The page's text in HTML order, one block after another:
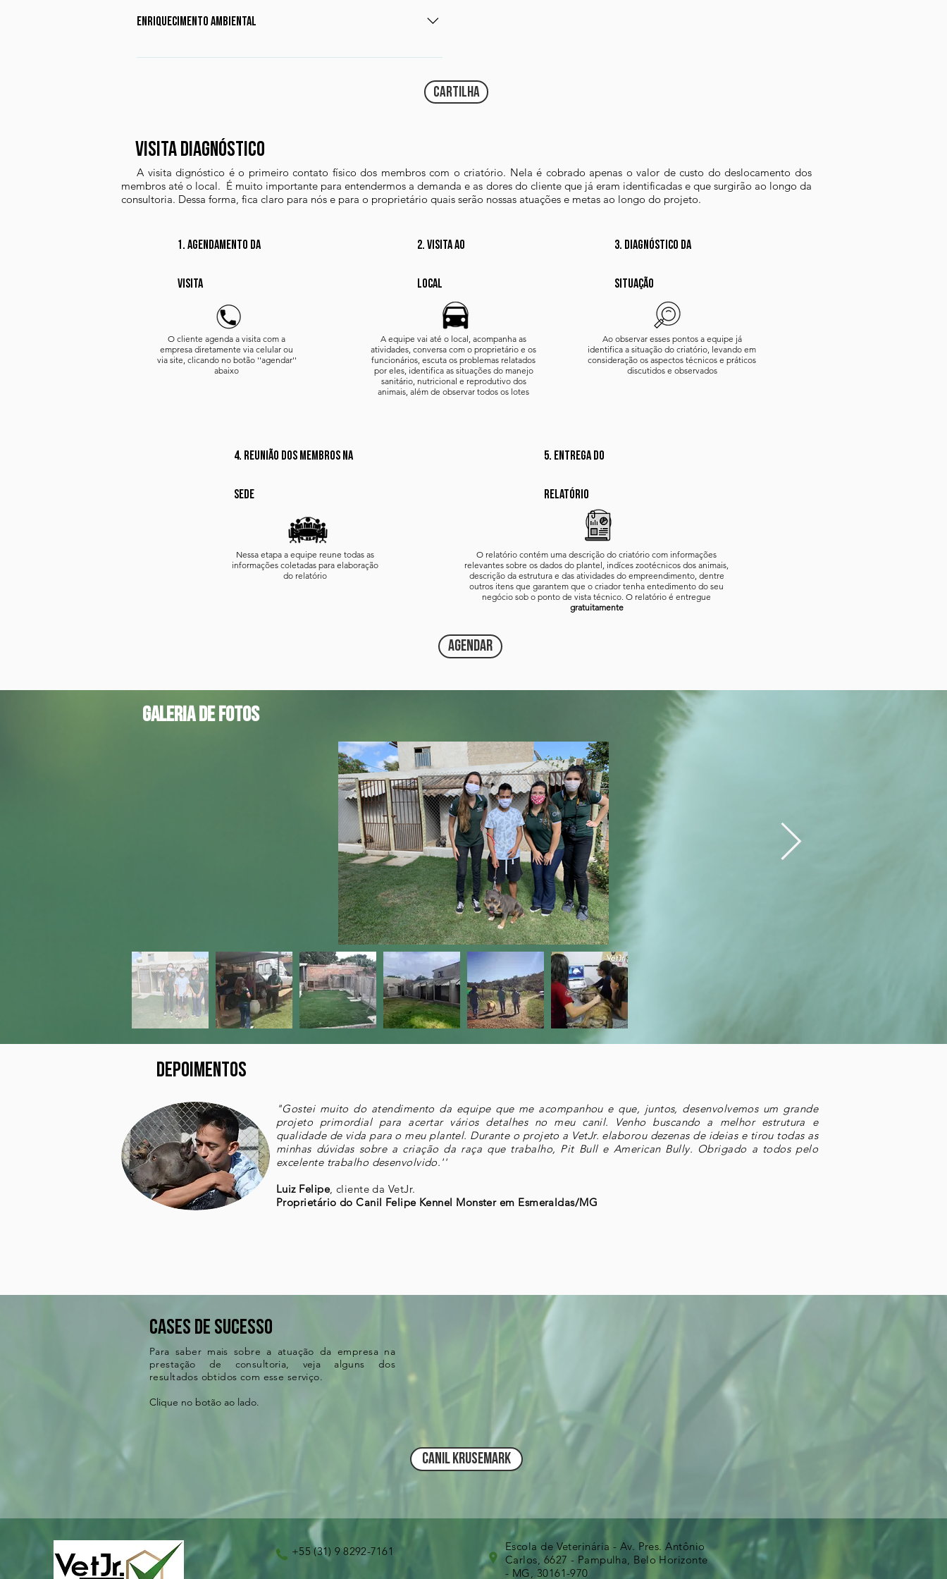
animais, higienização adequada dos comedouros e
enriquecimento ambiental
Análise do comportamento individual dos animais com o
cartilha
A visita dignóstico é o primeiro contato físico dos membros com o criatório. Nela é cobrado apenas o valor de custo do deslocamento dos
membros até o local. É muito importante para entendermos a demanda e as dores do cliente que já eram identificadas e que surgirão ao longo da
consultoria. Dessa forma, fica claro para nós e para o proprietário quais serão nossas atuações e metas ao longo do projeto.
visita diagnóstico
agendar
A equipe vai até o local, acompanha as
atividades, conversa com o proprietário e os
funcionários, escuta os problemas relatados
por eles, identifica as situações do manejo
sanitário, nutricional e reprodutivo dos
animais, além de observar todos os lotes
O relatório contém uma descrição do criatório com informações
relevantes sobre os dados do plantel, indíces zootécnicos dos animais,
descrição da estrutura e das atividades do empreendimento, dentre
outros itens que garantem que o criador tenha entedimento do seu
negócio sob o ponto de vista técnico. O relatório é entregue
gratuitamente
Ao observar esses pontos a equipe já
identifica a situação do criatório, levando em
consideração os aspectos técnicos e práticos
discutidos e observados
1. agendamento da
visita
O cliente agenda a visita com a
empresa diretamente via celular ou
via site, clicando no botão ''agendar''
abaixo
Nessa etapa a equipe reune todas as
informações coletadas para elaboração
do relatório
2. visita ao
local
3. diagnóstico da
situação
4. reunião dos membros na
sede
5. entrega do
relatório
galeria de fotos
depoimentos
"Gostei muito do atendimento da equipe que me acompanhou e que, juntos, desenvolvemos um grande
projeto primordial para acertar vários detalhes no meu canil. Venho buscando a melhor estrutura e
qualidade de vida para o meu plantel. Durante o projeto a VetJr. elaborou dezenas de ideias e tirou todas as
minhas dúvidas sobre a criação da raça que trabalho, Pit Bull e American Bully. Obrigado a todos pelo
excelente trabalho desenvolvido.''
Luiz Felipe, cliente da VetJr.
Proprietário do Canil Felipe Kennel Monster em Esmeraldas/MG
cases de sucesso
Para saber mais sobre a atuação da empresa na
prestação de consultoria, veja alguns dos
resultados obtidos com esse serviço.
Clique no botão ao lado.
CANIL KRUSEMARK
+55 (31) 9 8292-7161
Escola de Veterinária - Av. Pres. Antônio
Carlos, 6627 - Pampulha, Belo Horizonte
- MG, 30161-970